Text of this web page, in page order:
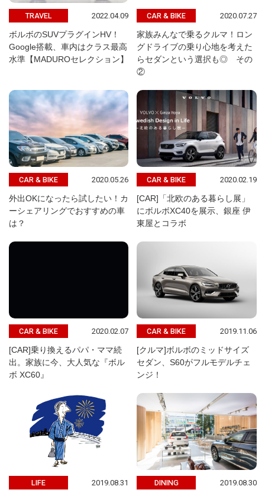
TRAVEL 2022.04.09
ボルボのSUVプラグインHV！
Google搭載、車内はクラス最高
水準【MADUROセレクション】
CAR & BIKE 2020.07.27
家族みんなで乗るクルマ！ロン
グドライブの乗り心地を考えた
らセダンという選択も◎ その
②
CAR & BIKE 2020.05.26
外出OKになったら試したい！カ
ーシェアリングでおすすめの車
は？
CAR & BIKE 2020.02.19
[CAR]「北欧のある暮らし展」
にボルボXC40を展示、銀座 伊
東屋とコラボ
CAR & BIKE 2020.02.07
[CAR]乗り換えるパパ・ママ続
出。家族に今、大人気な『ボル
ボ XC60』
CAR & BIKE 2019.11.06
[クルマ]ボルボのミッドサイズ
セダン、S60がフルモデルチェ
ンジ！
LIFE 2019.08.31 DINING 2019.08.30